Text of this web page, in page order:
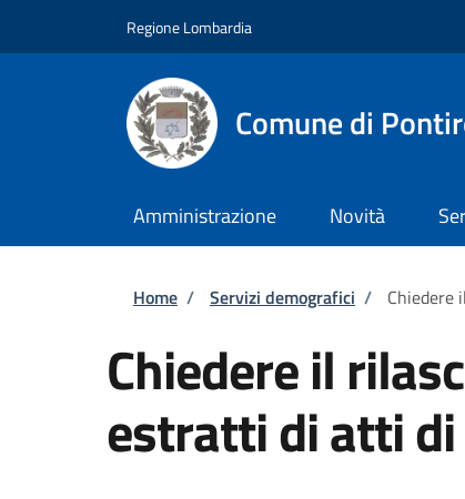
Regione Lombardia
Comune di
Amministrazione Novità
Briciole di pane
Home / Servizi demografici /
Chiedere il
estratti di atti